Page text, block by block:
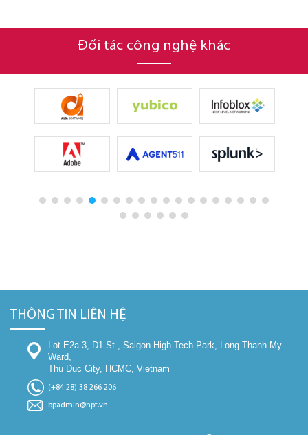
Đối tác công nghệ khác
THÔNG TIN LIÊN HỆ
Lot E2a-3, D1 St., Saigon High Tech Park, Long Thanh My
Ward,
Thu Duc City, HCMC, Vietnam
(+84 28) 38 266 206
bpadmin@hpt.vn